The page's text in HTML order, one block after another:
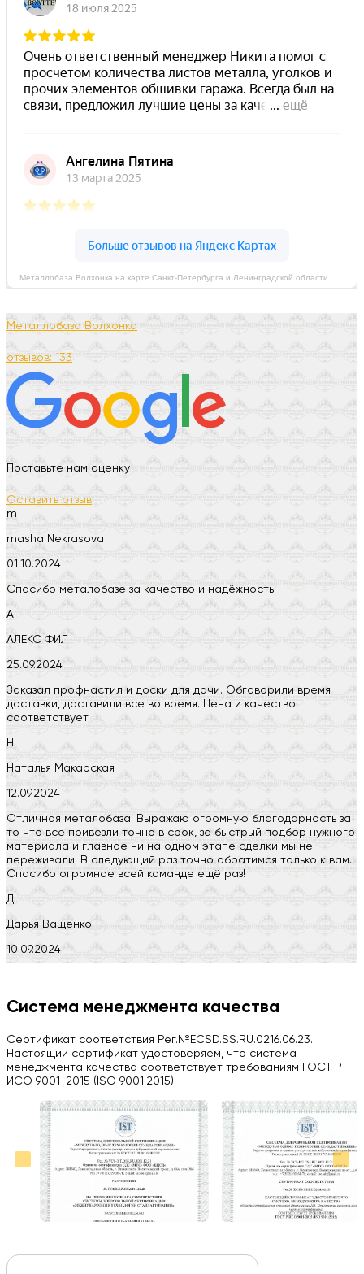
Металлобаза Волхонка
отзывов: 133
Поставьте нам оценку
Оставить отзыв
m
masha Nekrasova
01.10.2024
Спасибо металобазе за качество и надёжность
А
АЛЕКС ФИЛ
25.09.2024
Заказал профнастил и доски для дачи. Обговорили время
доставки, доставили все во время. Цена и качество
соответствует.
Н
Наталья Макарская
12.09.2024
Отличная металобаза! Выражаю огромную благодарность за
то что все привезли точно в срок, за быстрый подбор нужного
материала и главное ни на одном этапе сделки мы не
переживали! В следующий раз точно обратимся только к вам.
Спасибо огромное всей команде ещё раз!
Д
Дарья Ващенко
10.09.2024
H
03.09.2024
Вся работа выполнена в срок. Всем рекомендую
Больше отзывов на Google Maps
Система менеджмента качества
Сертификат соответствия Рег.№ECSD.SS.RU.0216.06.23.
Настоящий сертификат удостоверяем, что система
менеджмента качества соответствует требованиям ГОСТ Р
ИСО 9001-2015 (ISO 9001:2015)